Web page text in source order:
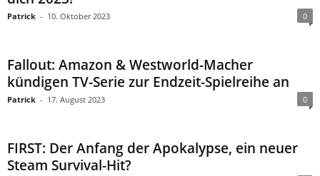
Patrick - 10. Oktober 2023 0
Fallout: Amazon & Westworld-Macher
kündigen TV-Serie zur Endzeit-Spielreihe an
Patrick - 17. August 2023 0
FIRST: Der Anfang der Apokalypse, ein neuer
Steam Survival-Hit?